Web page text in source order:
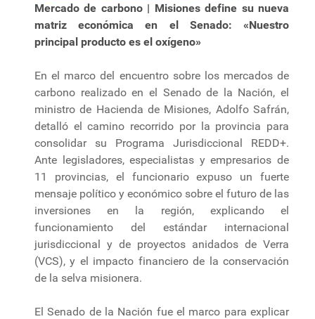
Mercado de carbono | Misiones define su nueva
matriz económica en el Senado: «Nuestro
principal producto es el oxígeno»
En el marco del encuentro sobre los mercados de
carbono realizado en el Senado de la Nación, el
ministro de Hacienda de Misiones, Adolfo Safrán,
detalló el camino recorrido por la provincia para
consolidar su Programa Jurisdiccional REDD+.
Ante legisladores, especialistas y empresarios de
11 provincias, el funcionario expuso un fuerte
mensaje político y económico sobre el futuro de las
inversiones en la región, explicando el
funcionamiento del estándar internacional
jurisdiccional y de proyectos anidados de Verra
(VCS), y el impacto financiero de la conservación
de la selva misionera.
El Senado de la Nación fue el marco para explicar